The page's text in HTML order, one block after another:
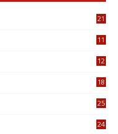
21
11
12
18
25
24